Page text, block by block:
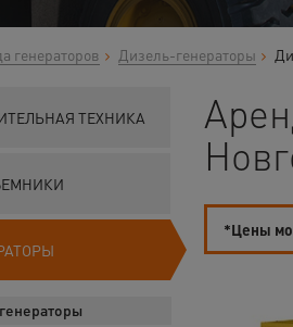
генераторов Дизель-генераторы
ТЕХНИКА
*Цены